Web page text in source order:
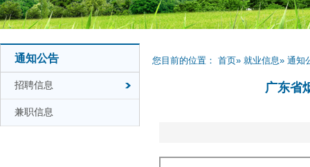
通知公告
招聘信息
兼职信息
您目前的位置： 首页» 就业信息» 通知
广东省